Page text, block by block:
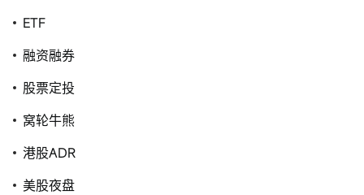
ETF
融资融券
股票定投
窝轮牛熊
港股ADR
美股夜盘